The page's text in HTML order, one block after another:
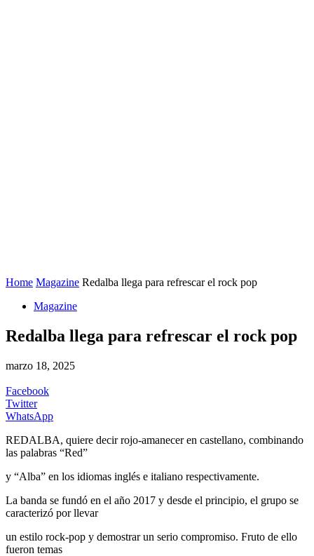
Home Magazine Redalba llega para refrescar el rock pop
Magazine
Redalba llega para refrescar el rock pop
marzo 18, 2025
Facebook
Twitter
WhatsApp
REDALBA, quiere decir rojo-amanecer en castellano, combinando
las palabras “Red”
y “Alba” en los idiomas inglés e italiano respectivamente.
La banda se fundó en el año 2017 y desde el principio, el grupo se
caracterizó por llevar
un estilo rock-pop y demostrar un serio compromiso. Fruto de ello
fueron temas